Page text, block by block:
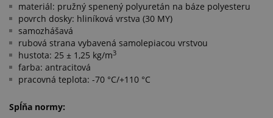
materiál: pružný spenený polyuretán na báze polyesteru
povrch dosky: hliníková vrstva (30 MY)
samozhášavá
rubová strana vybavená samolepiacou vrstvou
hustota: 25 ± 1,25 kg/m3
farba: antracitová
pracovná teplota: -70 °C/+110 °C
Spĺňa normy: